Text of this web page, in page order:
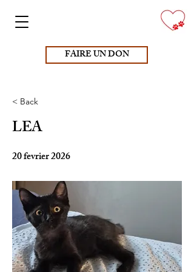
FAIRE UN DON
< Back
LEA
20 fevrier 2026